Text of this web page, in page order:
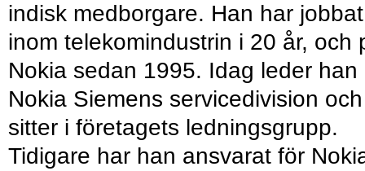
indisk medborgare. Han har jobbat
inom telekomindustrin i 20 år, och
Nokia sedan 1995. Idag leder han
Nokia Siemens servicedivision och
sitter i företagets ledningsgrupp.
Tidigare har han ansvarat för